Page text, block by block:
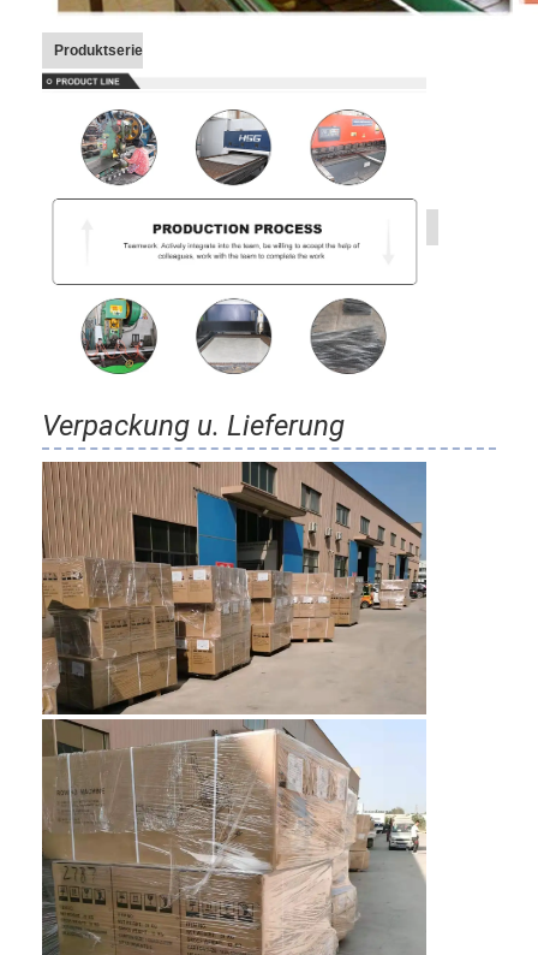
Produktserie
Verpackung u. Lieferung